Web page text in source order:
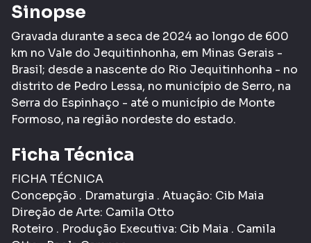
Sinopse
Gravada durante a seca de 2024 ao longo de 600
km no Vale do Jequitinhonha, em Minas Gerais -
Brasil; desde a nascente do Rio Jequitinhonha - no
distrito de Pedro Lessa, no município de Serro, na
Serra do Espinhaço - até o município de Monte
Formoso, na região nordeste do estado.
Ficha Técnica
FICHA TÉCNICA
Concepção . Dramaturgia . Atuação: Cib Maia
Direção de Arte: Camila Otto
Roteiro . Produção Executiva: Cib Maia . Camila